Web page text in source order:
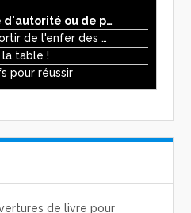
1. Faites-vous preuve d'autorité ou de pouvoir avec vos enfants ?
2. Ma méthode pour sortir de l'enfer des écrans
la table !
pour réussir
de livre pour